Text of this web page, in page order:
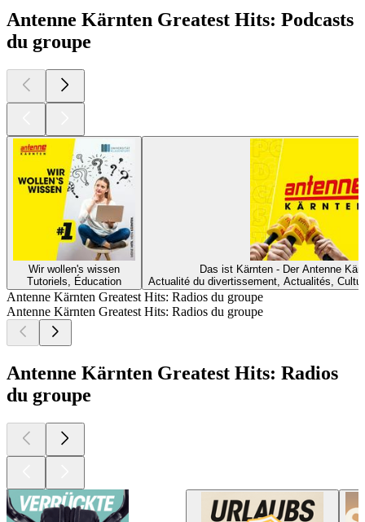
Antenne Kärnten Greatest Hits: Podcasts
du groupe
Wir wollen's wissen
Tutoriels, Éducation
Das ist Kärnten - Der Antenne
Actualité du divertissement, Actualités,
Antenne Kärnten Greatest Hits: Radios du groupe
Antenne Kärnten Greatest Hits: Radios du groupe
Antenne Kärnten Greatest Hits: Radios
du groupe